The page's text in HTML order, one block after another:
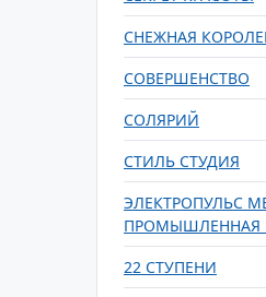
СНЕЖНАЯ
СОВЕРШЕНСТВО
СОЛЯРИЙ
СТИЛЬ СТУДИЯ
ЭЛЕКТРОПУЛЬС
ПРОМЫШЛЕННАЯ
22 СТУПЕНИ